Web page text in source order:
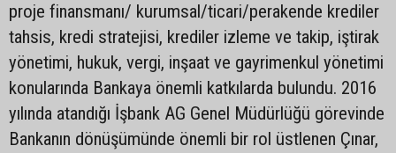
proje finansmanı/ kurumsal/ticari/perakende krediler
tahsis, kredi stratejisi, krediler izleme ve takip, iştirak
yönetimi, hukuk, vergi, inşaat ve gayrimenkul yönetimi
konularında Bankaya önemli katkılarda bulundu. 2016
yılında atandığı İşbank AG Genel Müdürlüğü görevinde
Bankanın dönüşümünde önemli bir rol üstlenen Çınar,